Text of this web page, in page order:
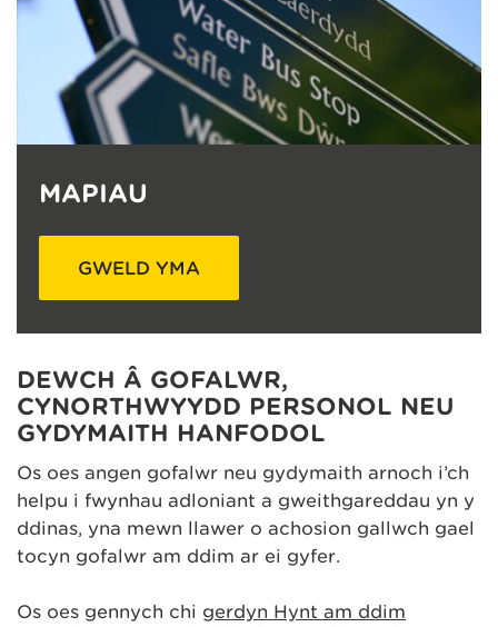
MAPIAU
GWELD YMA
DEWCH Â GOFALWR,
CYNORTHWYYDD PERSONOL NEU
GYDYMAITH HANFODOL
Os oes angen gofalwr neu gydymaith arnoch i’ch
helpu i fwynhau adloniant a gweithgareddau yn y
ddinas, yna mewn llawer o achosion gallwch gael
tocyn gofalwr am ddim ar ei gyfer.
Os oes gennych chi gerdyn Hynt am ddim